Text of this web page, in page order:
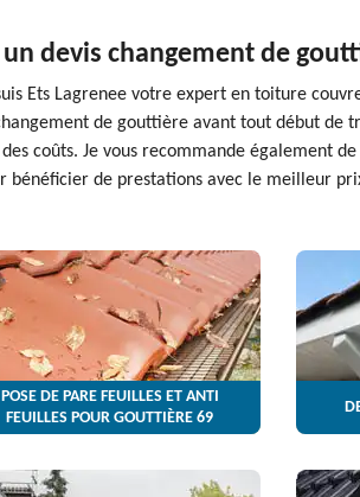
devis changement de
Ets Lagrenee votre expert en toiture
de gouttière avant tout début de
coûts. Je vous recommande également
bénéficier de prestations avec le meilleur
POSE DE PARE FEUILLES ET ANTI
FEUILLES POUR GOUTTIÈRE 69